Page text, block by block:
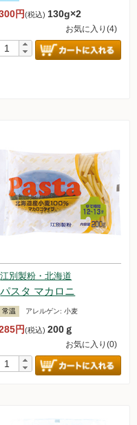
円(税込) 130g×2
お気に入り(4)
江別製粉・北海道
パスタ マカロニ
常温 アレルゲン:小麦
円(税込)200ｇ
お気に入り(0)